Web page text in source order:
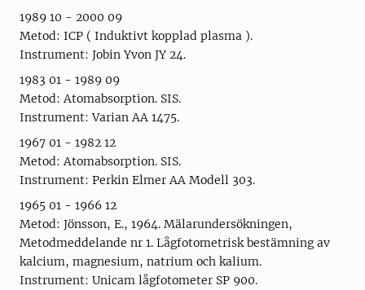
1989 10 - 2000 09
Metod: ICP ( Induktivt kopplad plasma ).
Instrument: Jobin Yvon JY 24.
1983 01 - 1989 09
Metod: Atomabsorption. SIS.
Instrument: Varian AA 1475.
1967 01 - 1982 12
Metod: Atomabsorption. SIS.
Instrument: Perkin Elmer AA Modell 303.
1965 01 - 1966 12
Metod: Jönsson, E., 1964. Mälarundersökningen,
Metodmeddelande nr 1. Lågfotometrisk bestämning av
kalcium, magnesium, natrium och kalium.
Instrument: Unicam lågfotometer SP 900.